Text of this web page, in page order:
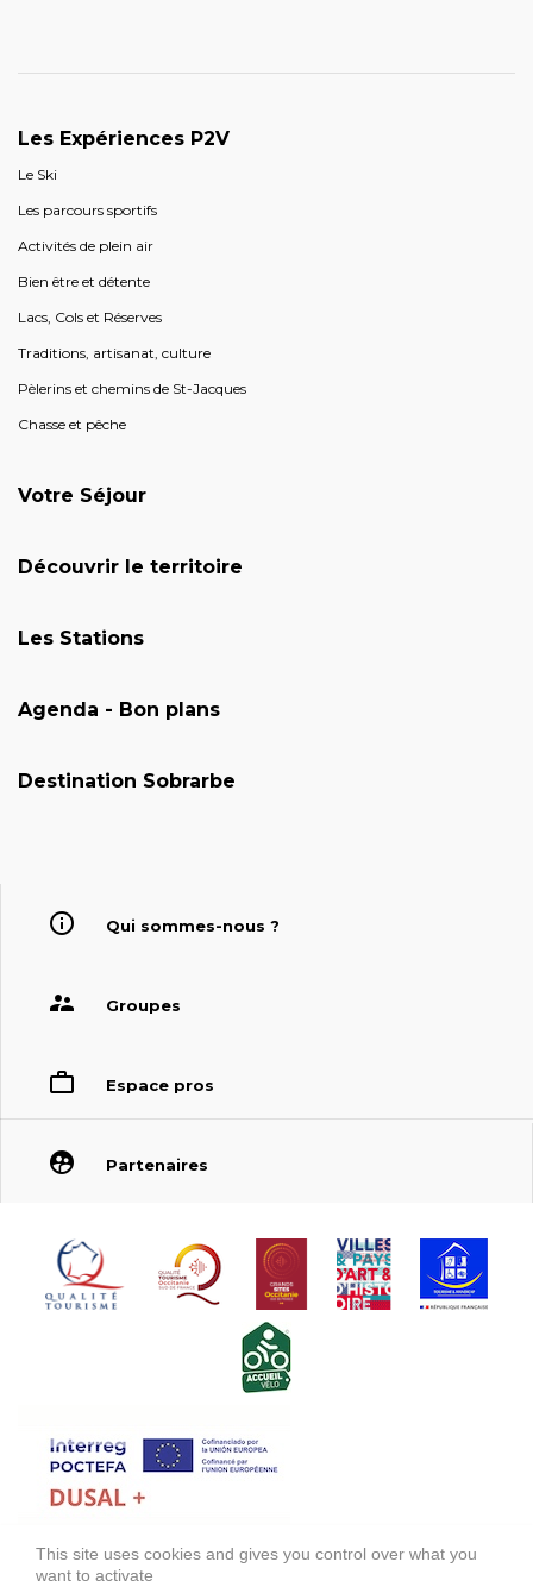
Les Expériences P2V
Le Ski
Les parcours sportifs
Activités de plein air
Bien être et détente
Lacs, Cols et Réserves
Traditions, artisanat, culture
Pèlerins et chemins de St-Jacques
Chasse et pêche
Votre Séjour
Découvrir le territoire
Les Stations
Agenda - Bon plans
Destination Sobrarbe
Qui sommes-nous ?
Groupes
Espace pros
Partenaires
FONDS EUROPÉEN DE DÉVELOPPEMENT RÉGIONAL (FEDER)
This site uses cookies and gives you control over what you
want to activate